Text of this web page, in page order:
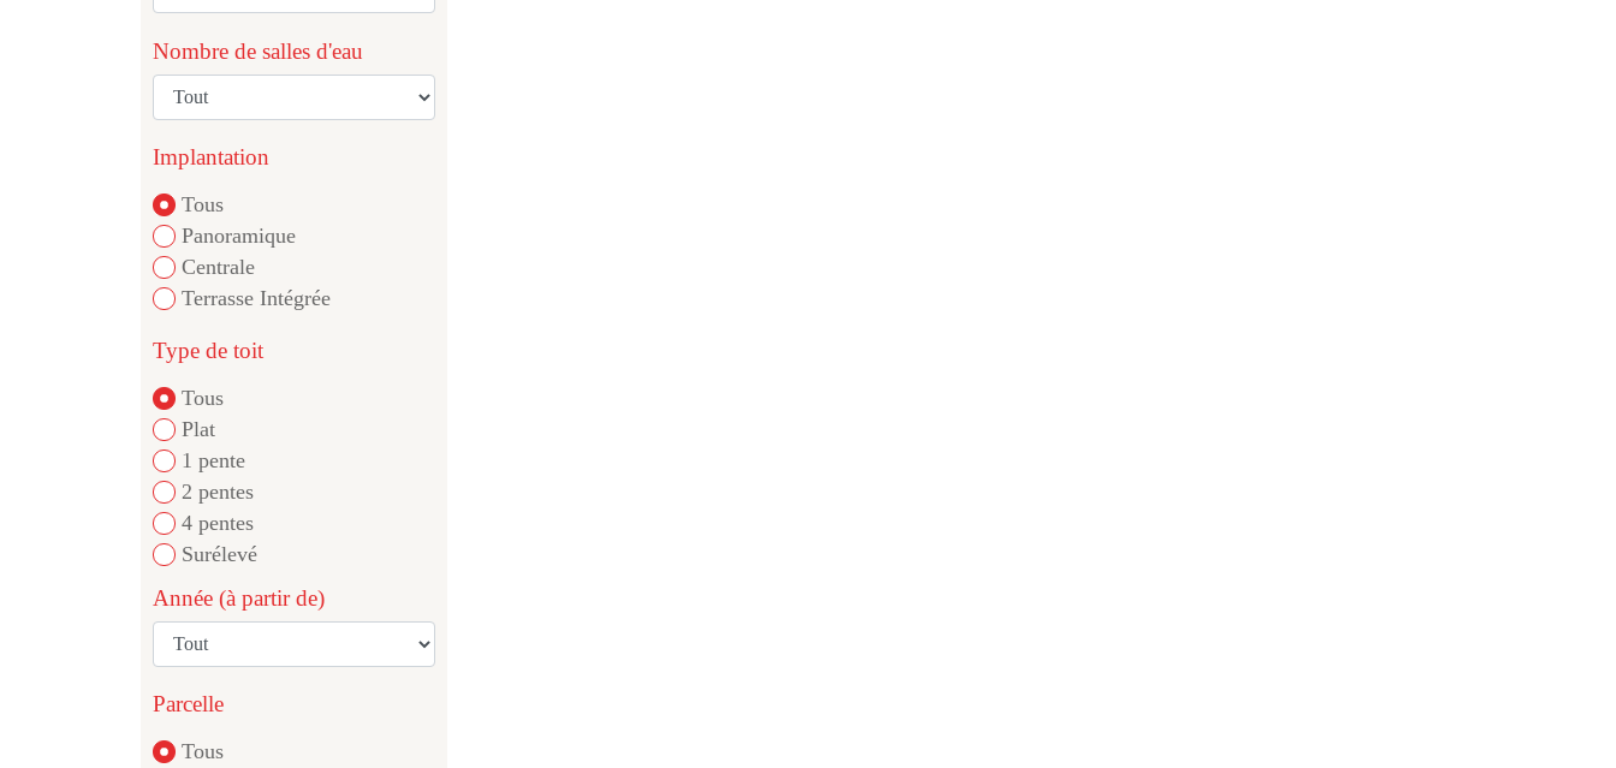
Nombre de salles d'eau
Implantation
Tous
Panoramique
Centrale
Terrasse Intégrée
Type de toit
Tous
Plat
1 pente
2 pentes
4 pentes
Surélevé
Année (à partir de)
Parcelle
Tous